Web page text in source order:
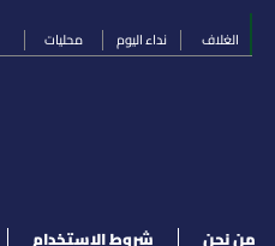
الغلاف نداء اليوم محليات
من نحن شروط الإستخدام